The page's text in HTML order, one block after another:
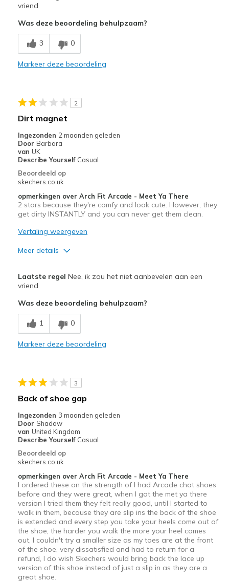
slip off too easily
Width
Feels true to width
Sizing
View On Shoes
vriend
Was deze beoordeling behulpzaam?
3 0
Markeer deze beoordeling
2
Dirt magnet
Ingezonden 2 maanden geleden
Door Barbara
van UK
Describe Yourself Casual
Beoordeeld op
skechers.co.uk
opmerkingen over Arch Fit Arcade - Meet Ya There
2 stars because they're comfy and look cute. However, they
get dirty INSTANTLY and you can never get them clean.
Vertaling weergeven
Meer details
Attractive Design
Comfortable
Minpunten
Wear Out Quickly
Casual Wear
Width
Feels true to width
Sizing
Feels true to size
View On Shoes
Laatste regel Nee, ik zou het niet aanbevelen aan een
vriend
Was deze beoordeling behulpzaam?
1 0
Markeer deze beoordeling
3
Back of shoe gap
Ingezonden 3 maanden geleden
Door Shadow
van United Kingdom
Describe Yourself Casual
Beoordeeld op
skechers.co.uk
opmerkingen over Arch Fit Arcade - Meet Ya There
I ordered these on the strength of I had Arcade chat shoes
before and they were great, when I got the met ya there
version I tried them they felt really good, until I started to
walk in them, because they are slip ins the back of the shoe
is extended and every step you take your heels come out of
the shoe, the harder you walk the more your heel comes
out, I couldn't try a smaller size as my toes are at the front
of the shoe, very dissatisfied and had to return for a
refund, I do wish Skechers would bring back the lace up
version of this shoe instead of just a slip in as they are a
great shoe.